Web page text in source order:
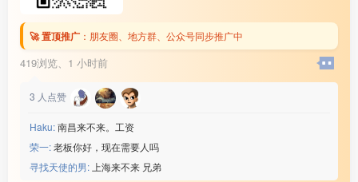
🚀 置顶推广 ： 朋友圈、地方群、公众号同步推广中
419浏览、 1 小时前
3 人点赞
Haku:南昌来不来。工资
荣一:老板你好，现在需要人吗
寻找天使的男: 上海来不来 兄弟